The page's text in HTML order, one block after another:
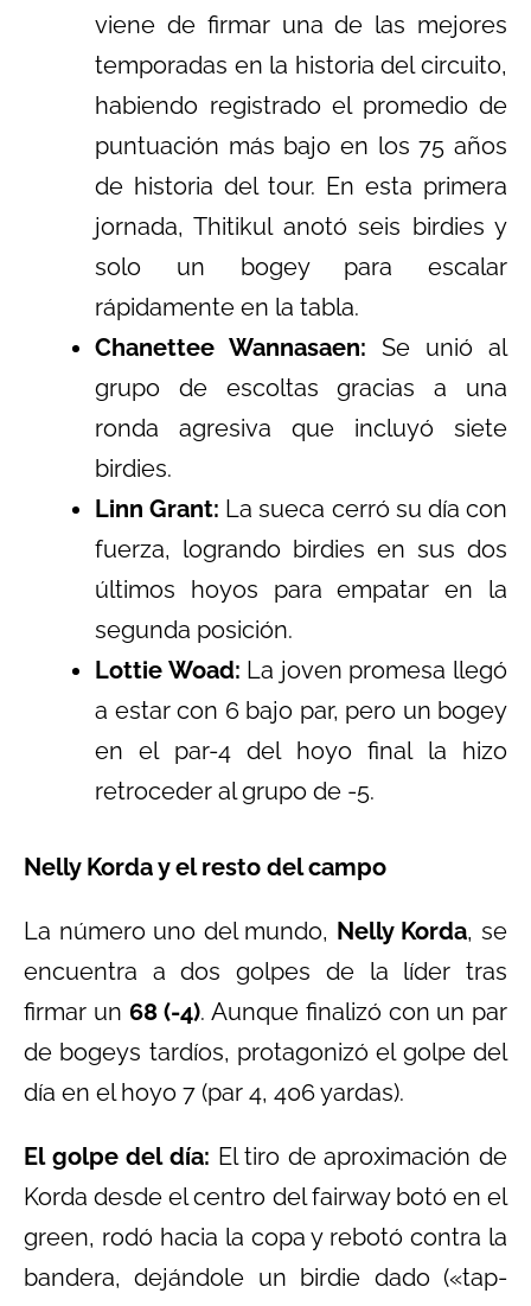
viene de firmar una de las mejores
temporadas en la historia del circuito,
habiendo registrado el promedio de
puntuación más bajo en los 75 años
de historia del tour. En esta primera
jornada, Thitikul anotó seis birdies y
solo un bogey para escalar
rápidamente en la tabla.
Chanettee Wannasaen: Se unió al
grupo de escoltas gracias a una
ronda agresiva que incluyó siete
birdies.
Linn Grant: La sueca cerró su día con
fuerza, logrando birdies en sus dos
últimos hoyos para empatar en la
segunda posición.
Lottie Woad: La joven promesa llegó
a estar con 6 bajo par, pero un bogey
en el par-4 del hoyo final la hizo
retroceder al grupo de -5.
Nelly Korda y el resto del campo
La número uno del mundo, Nelly Korda, se
encuentra a dos golpes de la líder tras
firmar un 68 (-4). Aunque finalizó con un par
de bogeys tardíos, protagonizó el golpe del
día en el hoyo 7 (par 4, 406 yardas).
El golpe del día: El tiro de aproximación de
Korda desde el centro del fairway botó en el
green, rodó hacia la copa y rebotó contra la
bandera, dejándole un birdie dado («tap-